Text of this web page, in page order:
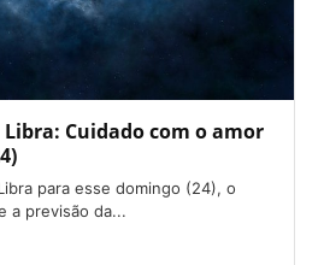
Cuidado com o amor
para esse domingo (24), o
a previsão da...